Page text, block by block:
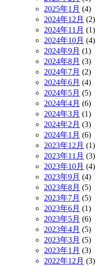
2025年1月 (4)
2024年12月 (2)
2024年11月 (1)
2024年10月 (4)
2024年9月 (1)
2024年8月 (3)
2024年7月 (2)
2024年6月 (4)
2024年5月 (5)
2024年4月 (6)
2024年3月 (1)
2024年2月 (3)
2024年1月 (6)
2023年12月 (1)
2023年11月 (3)
2023年10月 (4)
2023年9月 (4)
2023年8月 (5)
2023年7月 (5)
2023年6月 (1)
2023年5月 (6)
2023年4月 (5)
2023年3月 (5)
2023年1月 (3)
2022年12月 (3)